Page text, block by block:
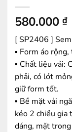
580.000 ₫
[ SP2406 ]
▪️ Form áo
▪️ Chất liệu vải:
phải, có lót
giữ form tốt.
▪️ Bề mặt vải
kéo 2 chiều gia
dáng, mặt